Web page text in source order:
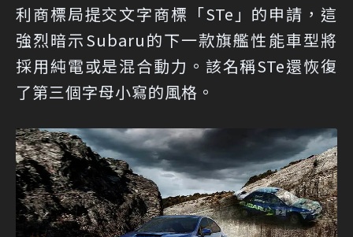
利商標局提交文字商標「STe」的申請，這
強烈暗示Subaru的下一款旗艦性能車型將
採用純電或是混合動力。該名稱STe還恢復
了第三個字母小寫的風格。